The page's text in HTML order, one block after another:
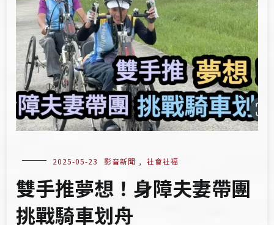
2025-05-23 影音新聞 , 社會社福
雙手推夢想！身障夫妻帶團
挑戰騎車划舟